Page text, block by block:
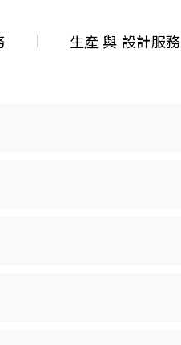
生產 與 設計服務